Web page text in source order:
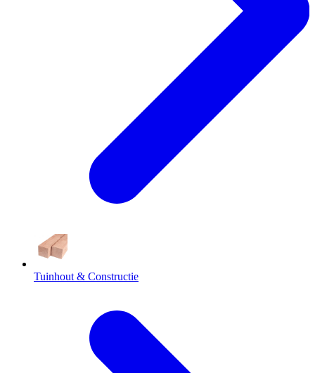
Tuinhout & Constructie